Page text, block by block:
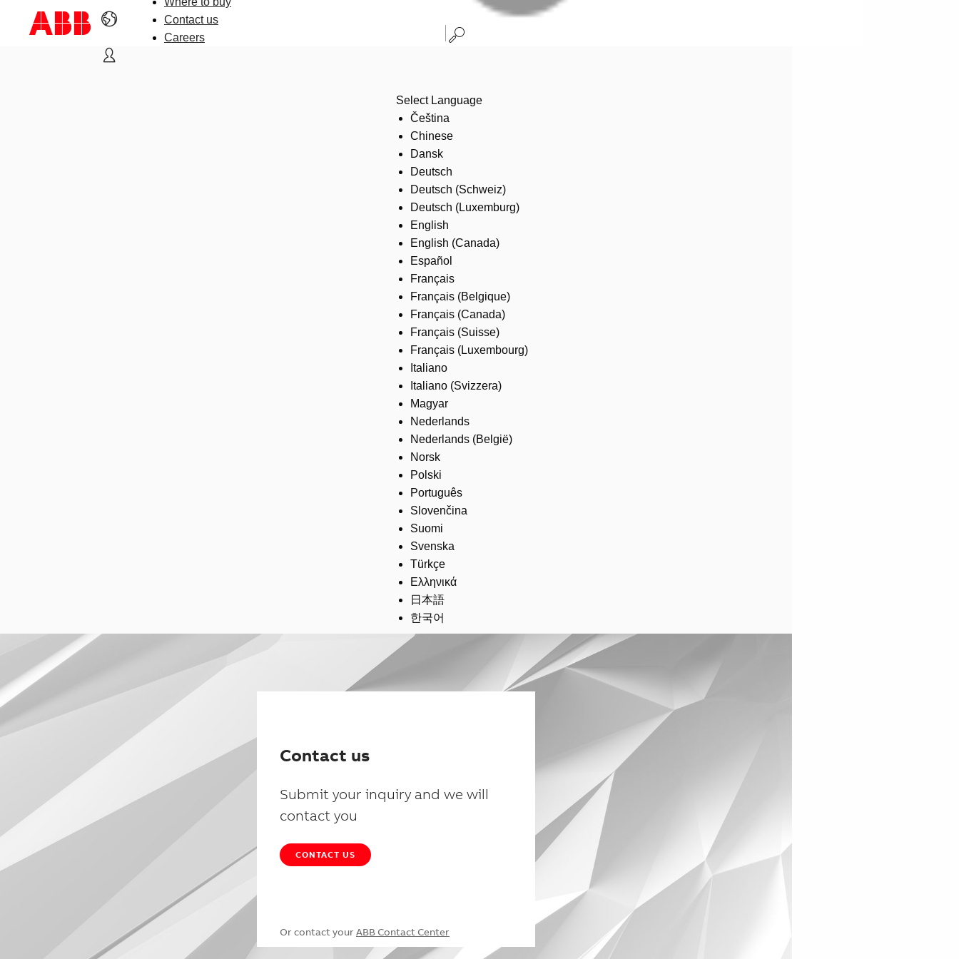
Contact us
Careers
Select Language
Čeština
Chinese
Dansk
Deutsch
Deutsch (Schweiz)
Deutsch (Luxemburg)
English
English (Canada)
Español
Français
Français (Belgique)
Français (Canada)
Français (Suisse)
Français (Luxembourg)
Italiano
Italiano (Svizzera)
Magyar
Nederlands
Nederlands (België)
Norsk
Polski
Português
Slovenčina
Suomi
Svenska
Türkçe
Ελληνικά
日本語
한국어
Contact us
Submit your inquiry and we will
contact you
CONTACT US
Or contact your ABB Contact Center